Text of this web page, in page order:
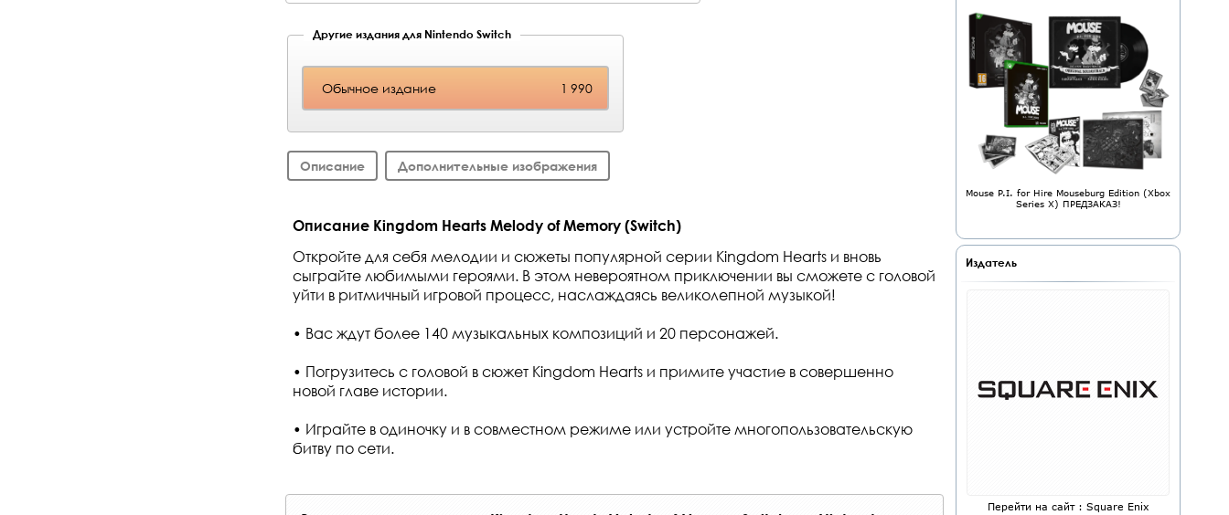
Другие издания для Nintendo Switch
Обычное издание 1 990
Описание Дополнительные изображения
Описание Kingdom Hearts Melody of Memory (Switch)
Откройте для себя мелодии и сюжеты популярной серии Kingdom Hearts и вновь
сыграйте любимыми героями. В этом невероятном приключении вы сможете с головой
уйти в ритмичный игровой процесс, наслаждаясь великолепной музыкой!
• Вас ждут более 140 музыкальных композиций и 20 персонажей.
• Погрузитесь с головой в сюжет Kingdom Hearts и примите участие в совершенно
новой главе истории.
• Играйте в одиночку и в совместном режиме или устройте многопользовательскую
битву по сети.
Mouse P.I. for Hire Mouseburg Edition (Xbox
Series X) ПРЕДЗАКАЗ!
Издатель
Перейти на сайт : Square Enix